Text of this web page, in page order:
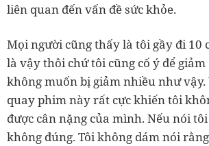
liên quan đến vấn đề sức khỏe.
Mọi người cũng thấy là tôi gầy đi 10
là vậy thôi chứ tôi cũng cố ý để giảm
không muốn bị giảm nhiều như vậy.
quay phim này rất cực khiến tôi
được cân nặng của mình. Nếu nói
không đúng. Tôi không dám nói